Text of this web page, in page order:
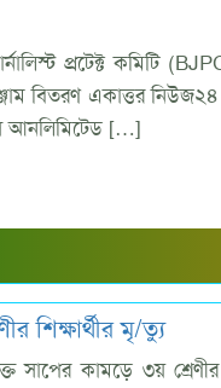
প্রটেক্ট কমিটি
বিতরণ একাত্তর
আনলিমিটেড […]
শিক্ষার্থীর মৃ/ত্যু
সাপের কামড়ে ৩য়